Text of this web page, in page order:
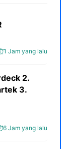
1 Jam yang lalu
2.
3.
6 Jam yang lalu